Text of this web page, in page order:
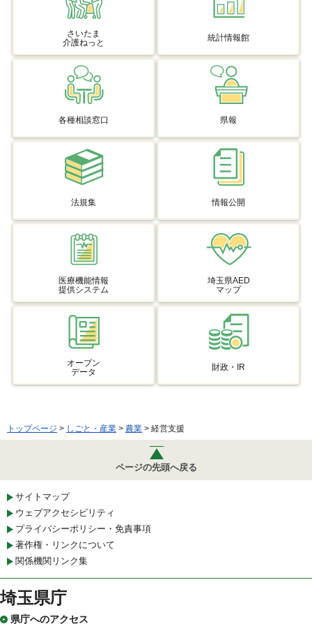
さいたま
介護ねっと
統計情報館
各種相談窓口 県報
法規集 情報公開
医療機能情報
提供システム
埼玉県AED
マップ
オープン
データ
財政・IR
トップページ > しごと・産業 > 農業 > 経営支援
ページの先頭へ戻る
サイトマップ
ウェブアクセシビリティ
プライバシーポリシー・免責事項
著作権・リンクについて
関係機関リンク集
埼玉県庁
県庁へのアクセス